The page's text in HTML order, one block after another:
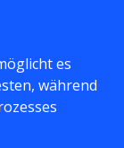
es
während